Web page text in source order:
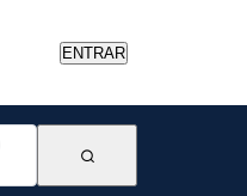
ENTRAR